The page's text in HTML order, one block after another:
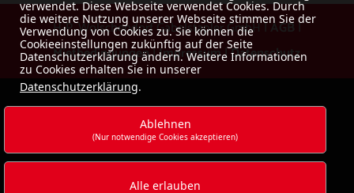
H-P. Wolschendorf Gabelstapler GmbH |AGB|
Mietbedingungen|Impressum|Datenschutz
verwendet. Diese Webseite verwendet Cookies. Durch
die weitere Nutzung unserer Webseite stimmen Sie der
Verwendung von Cookies zu. Sie können die
Cookieeinstellungen zukünftig auf der Seite
Datenschutzerklärung ändern. Weitere Informationen
zu Cookies erhalten Sie in unserer
Datenschutzerklärung.
Ablehnen
(Nur notwendige Cookies akzeptieren)
Alle erlauben